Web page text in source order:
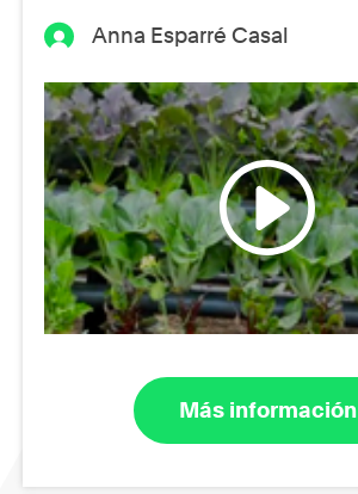
Anna Esparré Casal
Más información